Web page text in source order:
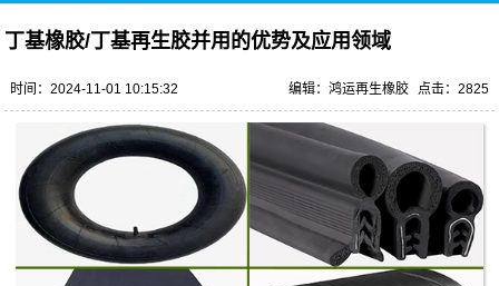
丁基橡胶/丁基再生胶并用的优势及应用领域
时间：2024-11-01 10:15:32 点击：2825
编辑：鸿运再生橡胶